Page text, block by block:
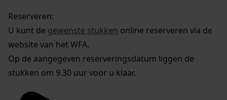
Reserveren:
U kunt de gewenste stukken online reserveren via de
website van het WFA.
Op de aangegeven reserveringsdatum liggen de
stukken om 9.30 uur voor u klaar.